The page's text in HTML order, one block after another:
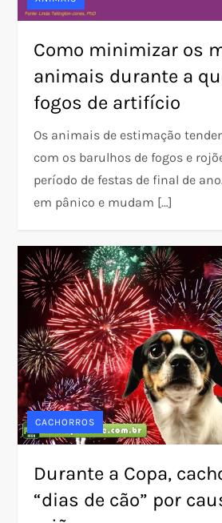
Como minimizar os
animais durante a
fogos de artifício
Os animais de estimação
com os barulhos de fogos e
período de festas de final de
em pânico e mudam […]
CACHORROS
Durante a Copa,
“dias de cão” por